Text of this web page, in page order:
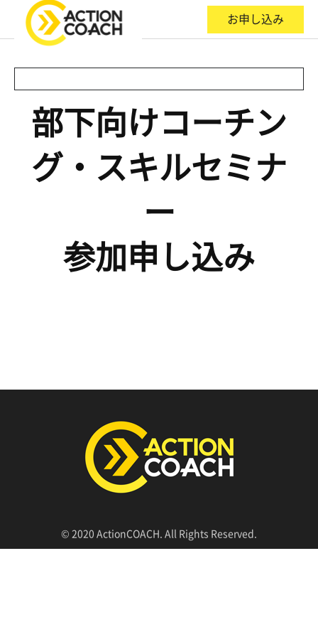
お申し込み
部下向けコーチン
グ・スキルセミナ
ー
参加申し込み
© 2020 ActionCOACH. All Rights Reserved.